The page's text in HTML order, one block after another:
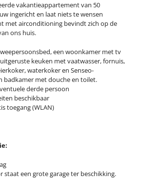
vakantieappartement van 50
ingericht en laat niets te wensen
met airconditioning bevindt zich op de
ons huis.
een woonkamer met tv
keuken met vaatwasser, fornuis,
waterkoker en Senseo-
badkamer met douche en toilet.
derde persoon
beschikbaar
toegang (WLAN)
een grote garage ter beschikking.